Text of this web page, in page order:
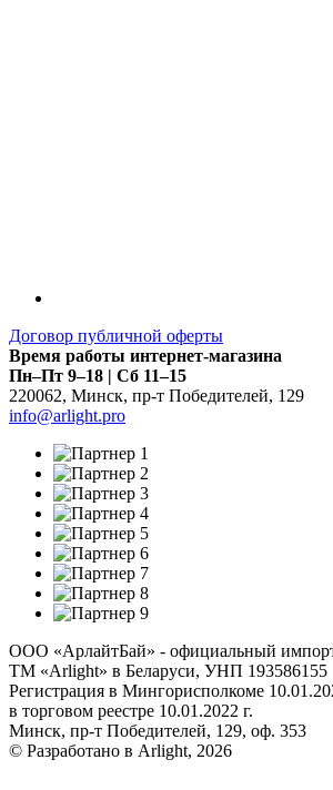
Договор публичной оферты
Время работы интернет-магазина
Пн–Пт 9–18 | Сб 11–15
220062, Минск, пр-т Победителей, 129
info@arlight.pro
ООО «АрлайтБай» - официальный
ТМ «Arlight» в Беларуси, УНП 193586155
Регистрация в Мингорисполкоме
в торговом реестре 10.01.2022 г.
Минск, пр-т Победителей, 129, оф. 353
© Разработано в Arlight, 2026